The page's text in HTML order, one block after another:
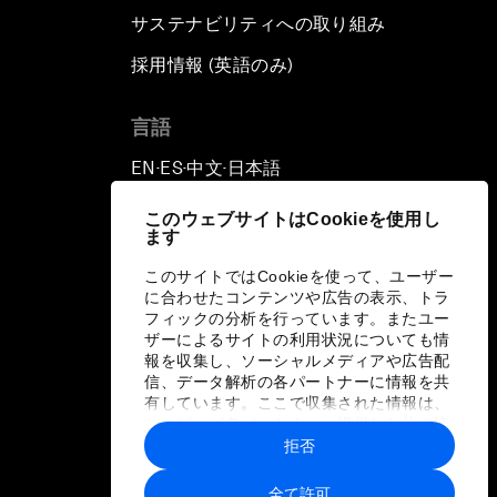
このウェブサイトはCookieを使用し
ます
このサイトではCookieを使って、ユーザー
に合わせたコンテンツや広告の表示、トラ
フィックの分析を行っています。またユー
ザーによるサイトの利用状況についても情
報を収集し、ソーシャルメディアや広告配
信、データ解析の各パートナーに情報を共
有しています。ここで収集された情報は、
ユーザーが各パートナーに提供した他の情
報や各パートナーのサービスを使用した際
に収集された情報と組み合わされ、各パー
トナーによって使用されることがありま
全て許可
拒否
サステナビリティへの取り組み
採用情報 (英語のみ)
言語
EN ▪ES▪中文▪ 日本語